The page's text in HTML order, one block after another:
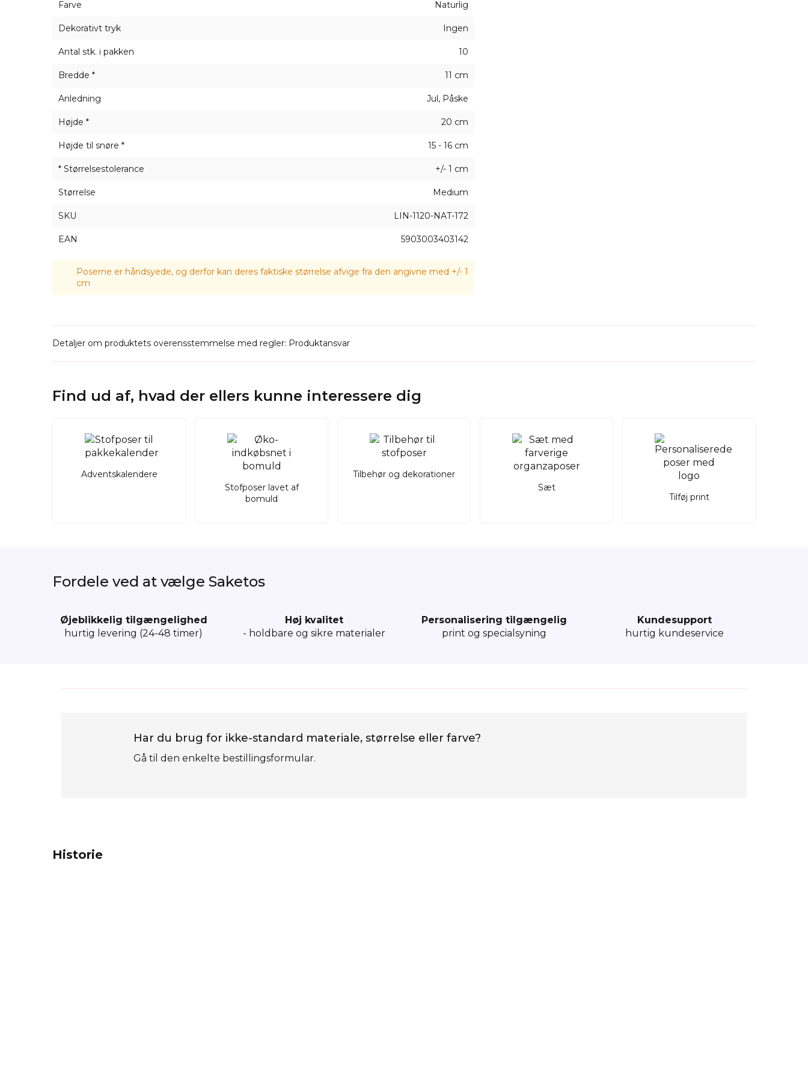
I vores butikstilbud finder du billige poser fremstillet af materiale, der efterligner hør - farve og tekstur/vævning (bomuldsstof tilsat syntetiske
fibre) og hørposer syet af 100% naturligt hør fra polsk produktion.
Farve Naturlig
Dekorativt tryk Ingen
Antal stk. i pakken 10
Bredde * 11 cm
Anledning Jul, Påske
Højde * 20 cm
Højde til snøre * 15 - 16 cm
* Størrelsestolerance +/- 1 cm
Størrelse Medium
SKU LIN-1120-NAT-172
EAN 5903003403142
Poserne er håndsyede, og derfor kan deres faktiske størrelse afvige fra den angivne med +/- 1
cm
Detaljer om produktets overensstemmelse med regler: Produktansvar
Find ud af, hvad der ellers kunne interessere dig
Adventskalendere
Stofposer lavet af
bomuld
Tilbehør og dekorationer
Sæt
Tilføj print
Fordele ved at vælge Saketos
Øjeblikkelig tilgængelighed
hurtig levering (24-48 timer)
Høj kvalitet
- holdbare og sikre materialer
Personalisering tilgængelig
print og specialsyning
Kundesupport
hurtig kundeservice
Har du brug for ikke-standard materiale, størrelse eller farve?
Gå til den enkelte bestillingsformular.
Historie